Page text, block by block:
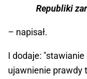
Republiki
– napisał.
I dodaje:
ujawnienie prawdy